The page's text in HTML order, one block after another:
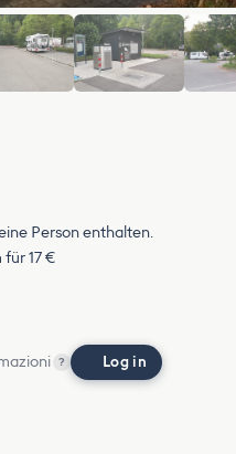
Person enthalten.
für 17 €
? Log in